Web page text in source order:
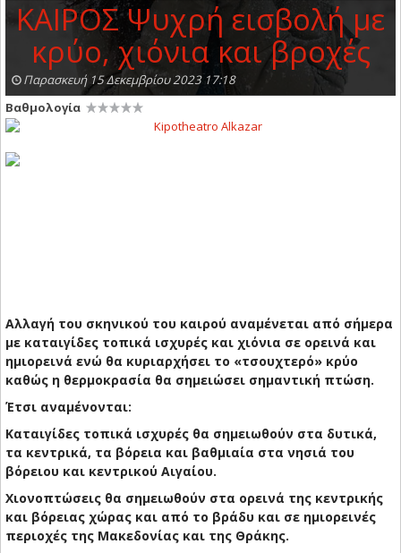
KAIΡΟΣ Ψυχρή εισβολή με
κρύο, χιόνια και βροχές
Παρασκευή 15 Δεκεμβρίου 2023 17:18
Βαθμολογία
Αλλαγή του σκηνικού του καιρού αναμένεται από σήμερα
με καταιγίδες τοπικά ισχυρές και χιόνια σε ορεινά και
ημιορεινά ενώ θα κυριαρχήσει το «τσουχτερό» κρύο
καθώς η θερμοκρασία θα σημειώσει σημαντική πτώση.
Έτσι αναμένονται:
Καταιγίδες τοπικά ισχυρές θα σημειωθούν στα δυτικά,
τα κεντρικά, τα βόρεια και βαθμιαία στα νησιά του
βόρειου και κεντρικού Αιγαίου.
Χιονοπτώσεις θα σημειωθούν στα ορεινά της κεντρικής
και βόρειας χώρας και από το βράδυ και σε ημιορεινές
περιοχές της Μακεδονίας και της Θράκης.